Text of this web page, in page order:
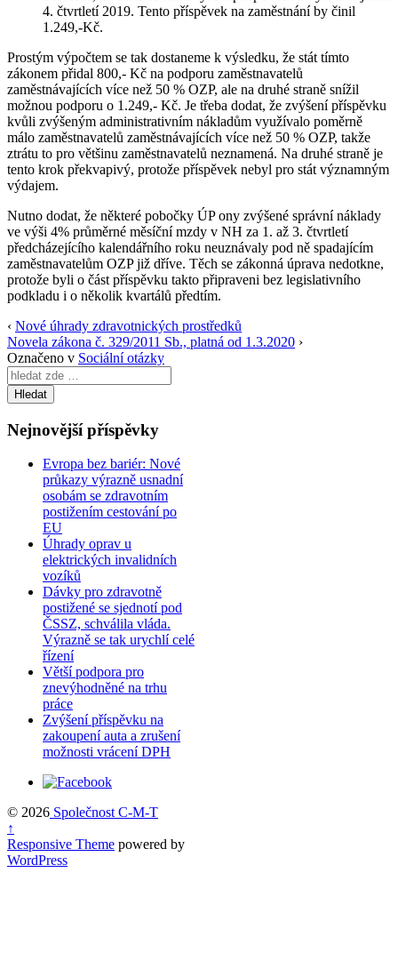
4. čtvrtletí 2019. Tento příspěvek na zaměstnání by činil
1.249,-Kč.
Prostým výpočtem se tak dostaneme k výsledku, že stát tímto
zákonem přidal 800,- Kč na podporu zaměstnavatelů
zaměstnávajících více než 50 % OZP, ale na druhé straně snížil
možnou podporu o 1.249,- Kč. Je třeba dodat, že zvýšení příspěvku
kvůli zvýšeným administrativním nákladům využívalo poměrně
málo zaměstnavatelů zaměstnávajících více než 50 % OZP, takže
ztrátu to pro většinu zaměstnavatelů neznamená. Na druhé straně je
tento krok překvapivý, protože příspěvek nebyl pro stát významným
výdajem.
Nutno dodat, že některé pobočky ÚP ony zvýšené správní náklady
ve výši 4% průměrné měsíční mzdy v NH za 1. až 3. čtvrtletí
předcházejícího kalendářního roku neuznávaly pod ně spadajícím
zaměstnavatelům OZP již dříve. Těch se zákonná úprava nedotkne,
protože byli o část příspěvku takto připraveni bez legislativního
podkladu i o několik kvartálů předtím.
‹ Nové úhrady zdravotnických prostředků
Novela zákona č. 329/2011 Sb., platná od 1.3.2020 ›
Označeno v Sociální otázky
Search
for:
Nejnovější příspěvky
Evropa bez bariér: Nové
průkazy výrazně usnadní
osobám se zdravotním
postižením cestování po
EU
Úhrady oprav u
elektrických invalidních
vozíků
Dávky pro zdravotně
postižené se sjednotí pod
ČSSZ, schválila vláda.
Výrazně se tak urychlí celé
řízení
Větší podpora pro
znevýhodněné na trhu
práce
Zvýšení příspěvku na
zakoupení auta a zrušení
možnosti vrácení DPH
© 2026 Společnost C-M-T
↑
Responsive Theme powered by
WordPress